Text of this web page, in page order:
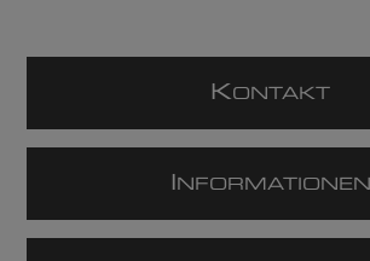
KONTAKT
NFORMATIONEN